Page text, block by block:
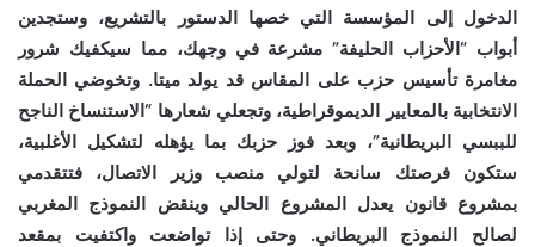
الدخول إلى المؤسسة التي خصها الدستور بالتشريع، وستجدين
أبواب “الأحزاب الحليفة” مشرعة في وجهك، مما سيكفيك شرور
مغامرة تأسيس حزب على المقاس قد يولد ميتا. وتخوضي الحملة
الانتخابية بالمعايير الديموقراطية، وتجعلي شعارها “الاستنساخ الناجح
للببسي البريطانية”، وبعد فوز حزبك بما يؤهله لتشكيل الأغلبية،
ستكون فرصتك سانحة لتولي منصب وزير الاتصال، فتتقدمي
بمشروع قانون يعدل المشروع الحالي وينقض النموذج المغربي
لصالح النموذج البريطاني. وحتى إذا تواضعت واكتفيت بمقعد